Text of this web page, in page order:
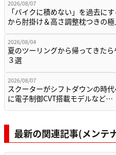
2026/08/07
「バイクに積めない」を過去に
から肘掛け＆高さ調整枕つきの
2026/08/04
夏のツーリングから帰ってきた
３選
2026/08/07
スクーターがシフトダウンの時
に電子制御CVT搭載モデルなど…
最新の関連記事(メンテ